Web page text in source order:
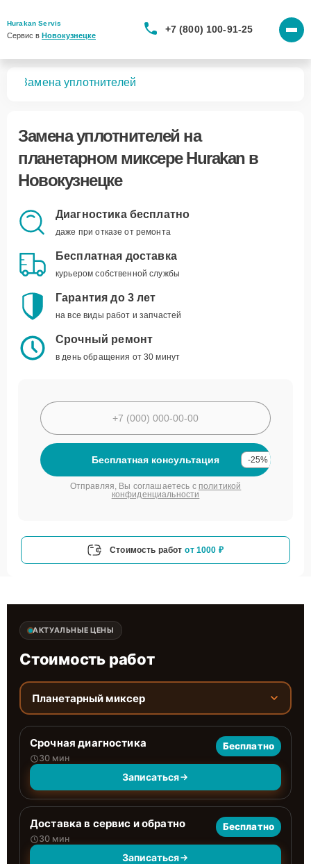
Hurakan Servis
Сервис в Новокузнецке
+7 (800) 100-91-25
Замена уплотнителей
Замена уплотнителей на
планетарном миксере Hurakan в
Новокузнецке
Диагностика бесплатно
даже при отказе от ремонта
Бесплатная доставка
курьером собственной службы
Гарантия до 3 лет
на все виды работ и запчастей
Срочный ремонт
в день обращения от 30 минут
Бесплатная консультация -25%
Отправляя, Вы соглашаетесь с политикой
конфиденциальности
Стоимость работ от 1000 ₽
АКТУАЛЬНЫЕ ЦЕНЫ
Стоимость работ
Планетарный миксер
Срочная диагностика
30 мин
Бесплатно
Записаться
Доставка в сервис и обратно
30 мин
Бесплатно
Записаться